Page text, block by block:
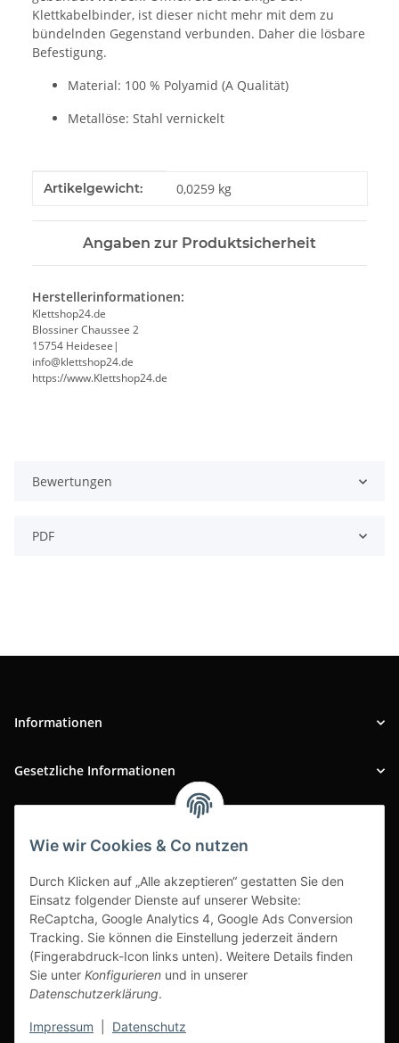
Wie wir Cookies & Co nutzen
Durch Klicken auf „Alle akzeptieren“ gestatten Sie den
Einsatz folgender Dienste auf unserer Website:
ReCaptcha, Google Analytics 4, Google Ads Conversion
Tracking. Sie können die Einstellung jederzeit ändern
(Fingerabdruck-Icon links unten). Weitere Details finden
Sie unter Konfigurieren und in unserer
Datenschutzerklärung.
Impressum Datenschutz
Klettkabelbinder, ist dieser nicht mehr mit dem zu
bündelnden Gegenstand verbunden. Daher die lösbare
Befestigung.
Material: 100 % Polyamid (A Qualität)
Metallöse: Stahl vernickelt
Produkteigenschaft
Wert
Artikelgewicht: 0,0259 kg
Angaben zur Produktsicherheit
Herstellerinformationen:
Klettshop24.de
Blossiner Chaussee 2
15754 Heidesee|
info@klettshop24.de
https://www.Klettshop24.de
Bewertungen
PDF
Informationen
Gesetzliche Informationen